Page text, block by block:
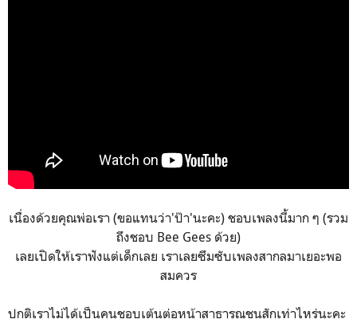
เนื่องด้วยคุณพ่อเรา (ขอแทนว่า'ป๊า'นะคะ) ชอบเพลงนี้มาก ๆ (รวม
ถึงชอบ Bee Gees ด้วย)
เลยเปิดให้เราฟังแต่เด็กเลย เราเลยซึมซับเพลงสากลมาเยอะพอ
สมควร
ปกติเราไม่ได้เป็นคนชอบเต้นต่อหน้าสาธารณชนสักเท่าไหร่นะคะ